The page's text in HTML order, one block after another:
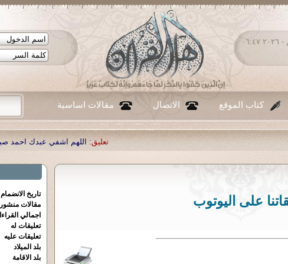
الجمعة ٠٧ - أغسطس - ٢٠٢٦ ٠٦:٤٧
كتاب الموقع الاتصال مقالات اساسية
اللهم اشفي عبدك احمد صبحي منصور |تعليق:
على اليوتوب تاريخ الانضمام
مقالات
اجمالي
تعليقات له
تعليقات عليه
بلد الميلاد
بلد الاقامة